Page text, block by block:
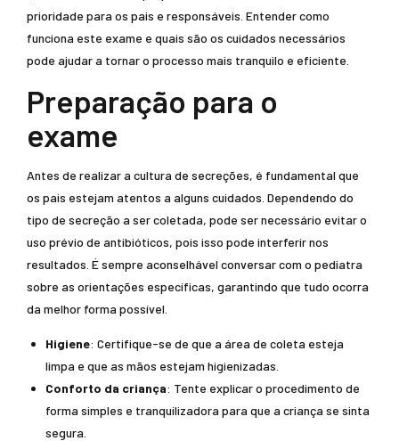
prioridade para os pais e responsáveis. Entender como
funciona este exame e quais são os cuidados necessários
pode ajudar a tornar o processo mais tranquilo e eficiente.
Preparação para o
exame
Antes de realizar a cultura de secreções, é fundamental que
os pais estejam atentos a alguns cuidados. Dependendo do
tipo de secreção a ser coletada, pode ser necessário evitar o
uso prévio de antibióticos, pois isso pode interferir nos
resultados. É sempre aconselhável conversar com o pediatra
sobre as orientações específicas, garantindo que tudo ocorra
da melhor forma possível.
Higiene: Certifique-se de que a área de coleta esteja
limpa e que as mãos estejam higienizadas.
Conforto da criança: Tente explicar o procedimento de
forma simples e tranquilizadora para que a criança se sinta
segura.